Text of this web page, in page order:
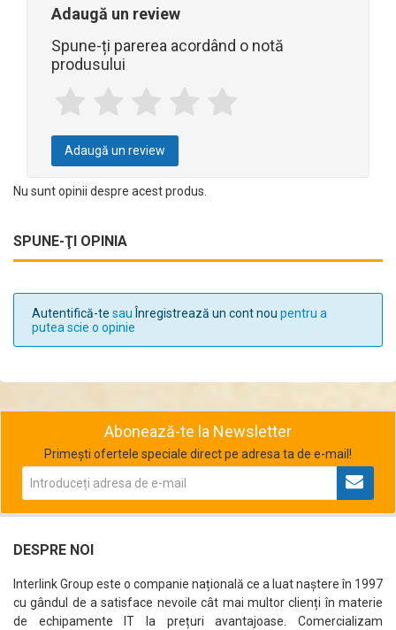
Adaugă un review
Spune-ți parerea acordând o notă
produsului
Adaugă un review
Nu sunt opinii despre acest produs.
SPUNE-ŢI OPINIA
Autentifică-te sau Înregistrează un cont nou pentru a
putea scie o opinie
Abonează-te la Newsletter
Primești ofertele speciale direct pe adresa ta de e-mail!
DESPRE NOI
Interlink Group este o companie națională ce a luat naștere în 1997
cu gândul de a satisface nevoile cât mai multor clienți în materie
de echipamente IT la prețuri avantajoase. Comercializam